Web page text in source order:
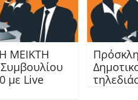
ΜΕΙΚΤΗ
με Live